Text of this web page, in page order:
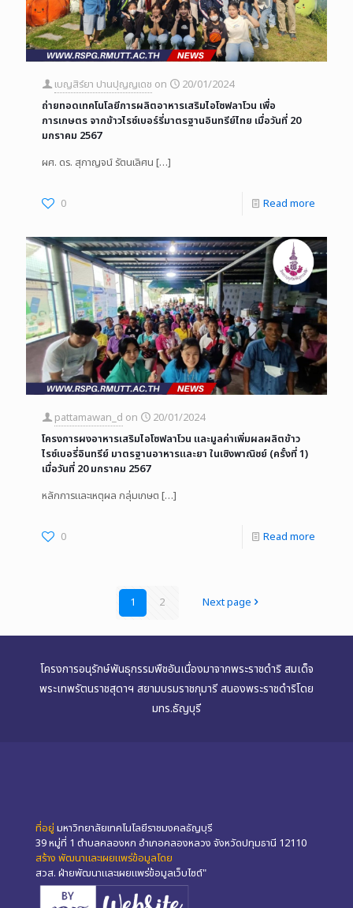
เบญสิร์ยา ปานปุญญเดช on
20/01/2024
ถ่ายทอดเทคโนโลยีการผลิตอาหารเสริมไอโซฟลาโวน เพื่อ
การเกษตร จากข้าวไรซ์เบอร์รี่มาตรฐานอินทรีย์ไทย เมื่อวันที่ 20
มกราคม 2567
ผศ. ดร. สุกาญจน์ รัตนเลิศน […]
0 Read more
pattamawan_d on
20/01/2024
โครงการผงอาหารเสริมไอโซฟลาโวน และมูลค่าเพิ่มผลผลิตข้าว
ไรซ์เบอรี่อินทรีย์ มาตรฐานอาหารและยา ในเชิงพาณิชย์ (ครั้งที่ 1)
เมื่อวันที่ 20 มกราคม 2567
หลักการและเหตุผล กลุ่มเกษต […]
0 Read more
1 2 Next page
โครงการอนุรักษ์พันธุกรรมพืชอันเนื่องมาจากพระราชดำริ สมเด็จ
พระเทพรัตนราชสุดาฯ สยามบรมราชกุมารี สนองพระราชดำริโดย
มทร.ธัญบุรี
ที่อยู่ มหาวิทยาลัยเทคโนโลยีราชมงคลธัญบุรี
39 หมู่ที่ 1 ตำบลคลองหก อำเภอคลองหลวง จังหวัดปทุมธานี 12110
สร้าง พัฒนาและเผยแพร่ข้อมูลโดย
สวส. ฝ่ายพัฒนาและเผยแพร่ข้อมูลเว็บไซต์"